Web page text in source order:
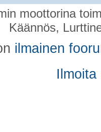
moottorina
Käännös,
ilmainen